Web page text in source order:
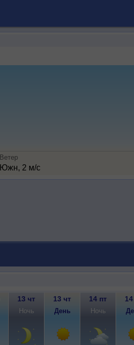
Ветер
Южн, 2 м/с
13 чт 13 чт 14 пт
Ночь День Ночь